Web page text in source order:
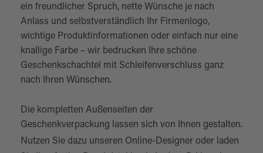
ein freundlicher Spruch, nette Wünsche je nach
Anlass und selbstverständlich Ihr Firmenlogo,
wichtige Produktinformationen oder einfach nur eine
knallige Farbe – wir bedrucken Ihre schöne
Geschenkschachtel mit Schleifenverschluss ganz
nach Ihren Wünschen.
Die kompletten Außenseiten der
Geschenkverpackung lassen sich von Ihnen gestalten.
Nutzen Sie dazu unseren Online-Designer oder laden